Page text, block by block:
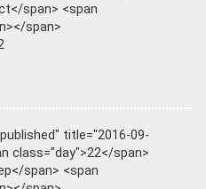
span> <span
span>
title="2016-09-
class="day">22</span>
span> <span